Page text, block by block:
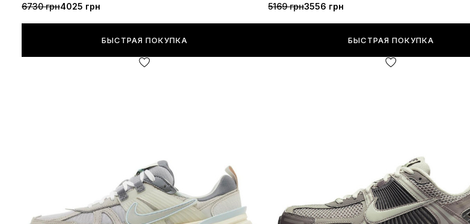
6730 грн4025 грн
БЫСТРАЯ ПОКУПКА
5169 грн3556 грн
БЫСТРАЯ ПОКУПКА